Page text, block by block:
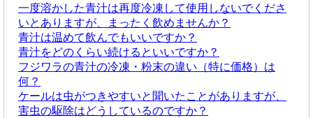
一度溶かした青汁は再度冷凍して使用しないでくださ
いとありますが、まったく飲めませんか？
青汁は温めて飲んでもいいですか？
青汁をどのくらい続けるといいですか？
フジワラの青汁の冷凍・粉末の違い（特に価格）は
何？
ケールは虫がつきやすいと聞いたことがありますが、
害虫の駆除はどうしているのですか？